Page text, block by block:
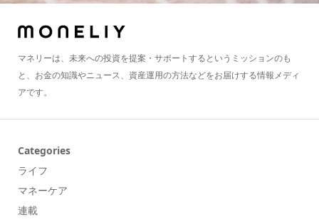
マネリーは、未来への投資を提案・サポートするというミッションのも
と、お金の知識やニュース、資産運用の方法などをお届けする情報メディ
アです。
Categories
ライフ
マネーケア
連載